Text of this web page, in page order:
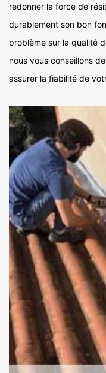
redonner la force de
durablement son bon
problème sur la qualité
nous vous conseillons
assurer la fiabilité de